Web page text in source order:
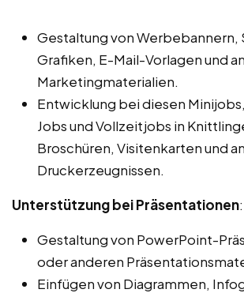
Gestaltung von Werbebannern,
Grafiken, E-Mail-Vorlagen und
Marketingmaterialien.
Entwicklung bei diesen
Jobs und Vollzeitjobs in
Broschüren, Visitenkarten und
Druckerzeugnissen.
Unterstützung bei Präsentationen:
Gestaltung von PowerPoint-
oder anderen
Einfügen von Diagrammen,